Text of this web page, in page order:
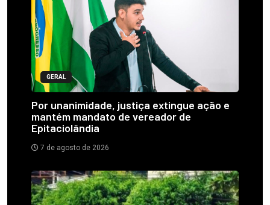
GERAL
Por unanimidade, justiça extingue ação e
mantém mandato de vereador de
Epitaciolândia
7 de agosto de 2026